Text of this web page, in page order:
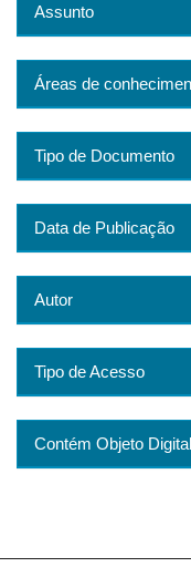
Assunto
Áreas de
Tipo de Documento
Data de Publicação
Autor
Tipo de Acesso
Contém Objeto Digital